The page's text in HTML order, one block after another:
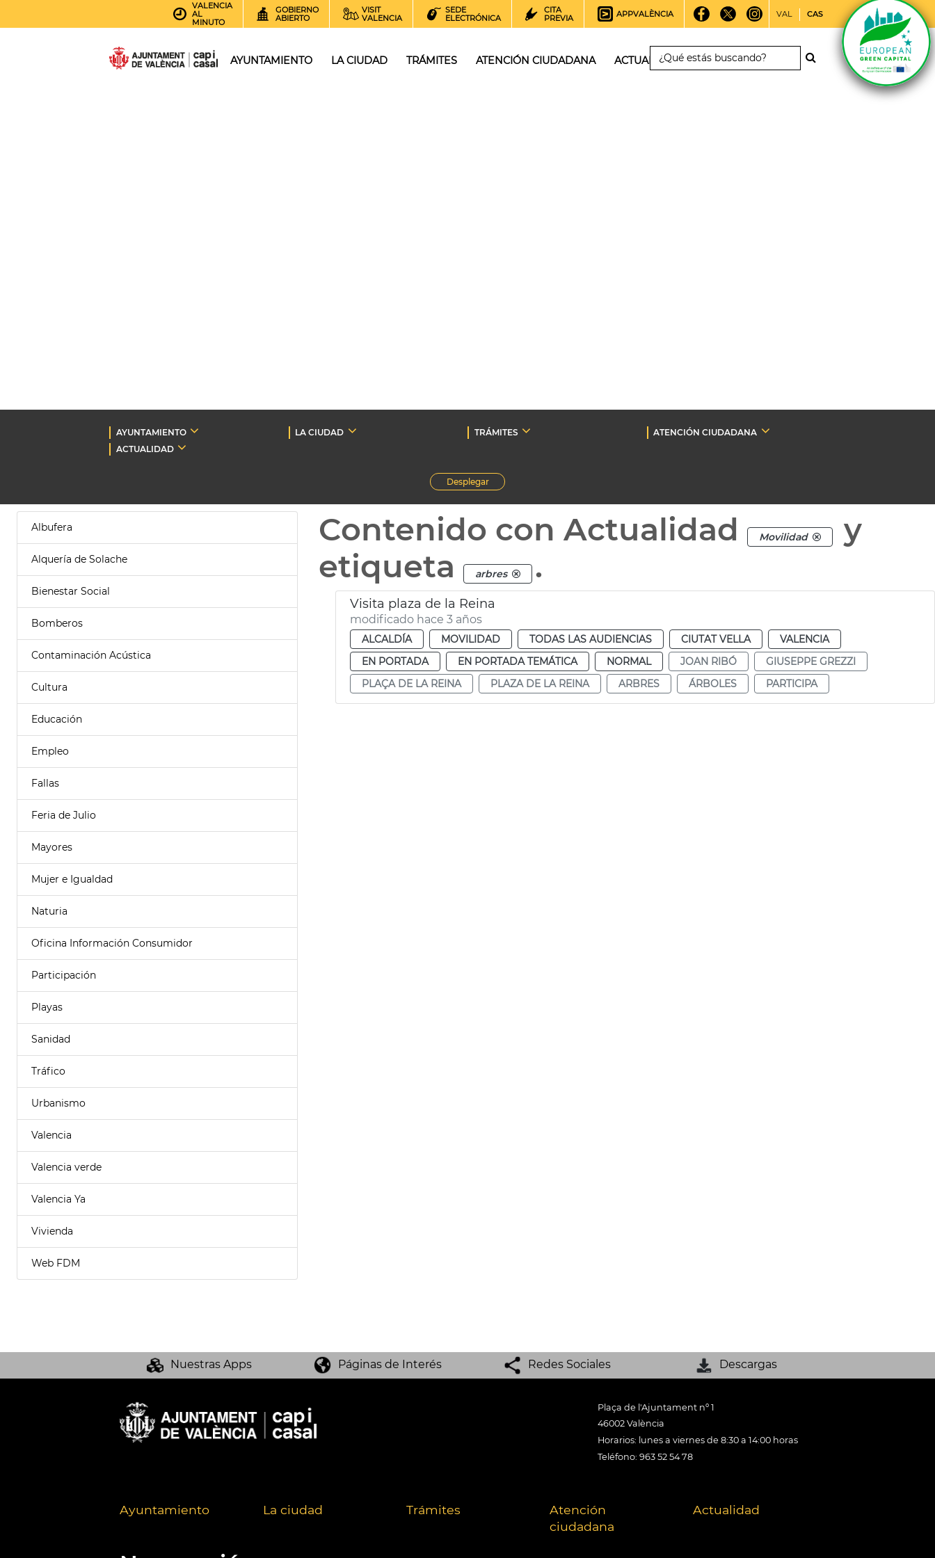
VALENCIA
AL
MINUTO
GOBIERNO
ABIERTO
VISIT
VALENCIA
SEDE
ELECTRÓNICA
CITA
PREVIA
APPVALÈNCIA VAL CAS
AYUNTAMIENTO LA CIUDAD TRÁMITES ATENCIÓN CIUDADANA ACTUALIDAD
AYUNTAMIENTO LA CIUDAD TRÁMITES
ATENCIÓN CIUDADANA
ACTUALIDAD
Desplegar
Albufera
Alquería de Solache
Bienestar Social
Bomberos
Contaminación Acústica
Cultura
Educación
Empleo
Fallas
Feria de Julio
Mayores
Mujer e Igualdad
Naturia
Oficina Información Consumidor
Participación
Playas
Sanidad
Tráfico
Urbanismo
Valencia
Valencia verde
Valencia Ya
Vivienda
Web FDM
Contenido con Actualidad Movilidad
y
etiqueta
arbres .
Visita plaza de la Reina
modificado hace 3 años
ALCALDÍA MOVILIDAD TODAS LAS AUDIENCIAS CIUTAT VELLA
VALENCIA
EN PORTADA
EN PORTADA TEMÁTICA NORMAL JOAN RIBÓ
GIUSEPPE GREZZI
PLAÇA DE LA REINA
PLAZA DE LA REINA ARBRES ÁRBOLES PARTICIPA
Nuestras Apps Páginas de Interés Redes Sociales Descargas
Plaça de l'Ajuntament nº 1
46002 València
Horarios: lunes a viernes de 8:30 a 14:00 horas
Teléfono: 963 52 54 78
Ayuntamiento La ciudad Trámites
Atención
ciudadana
Actualidad